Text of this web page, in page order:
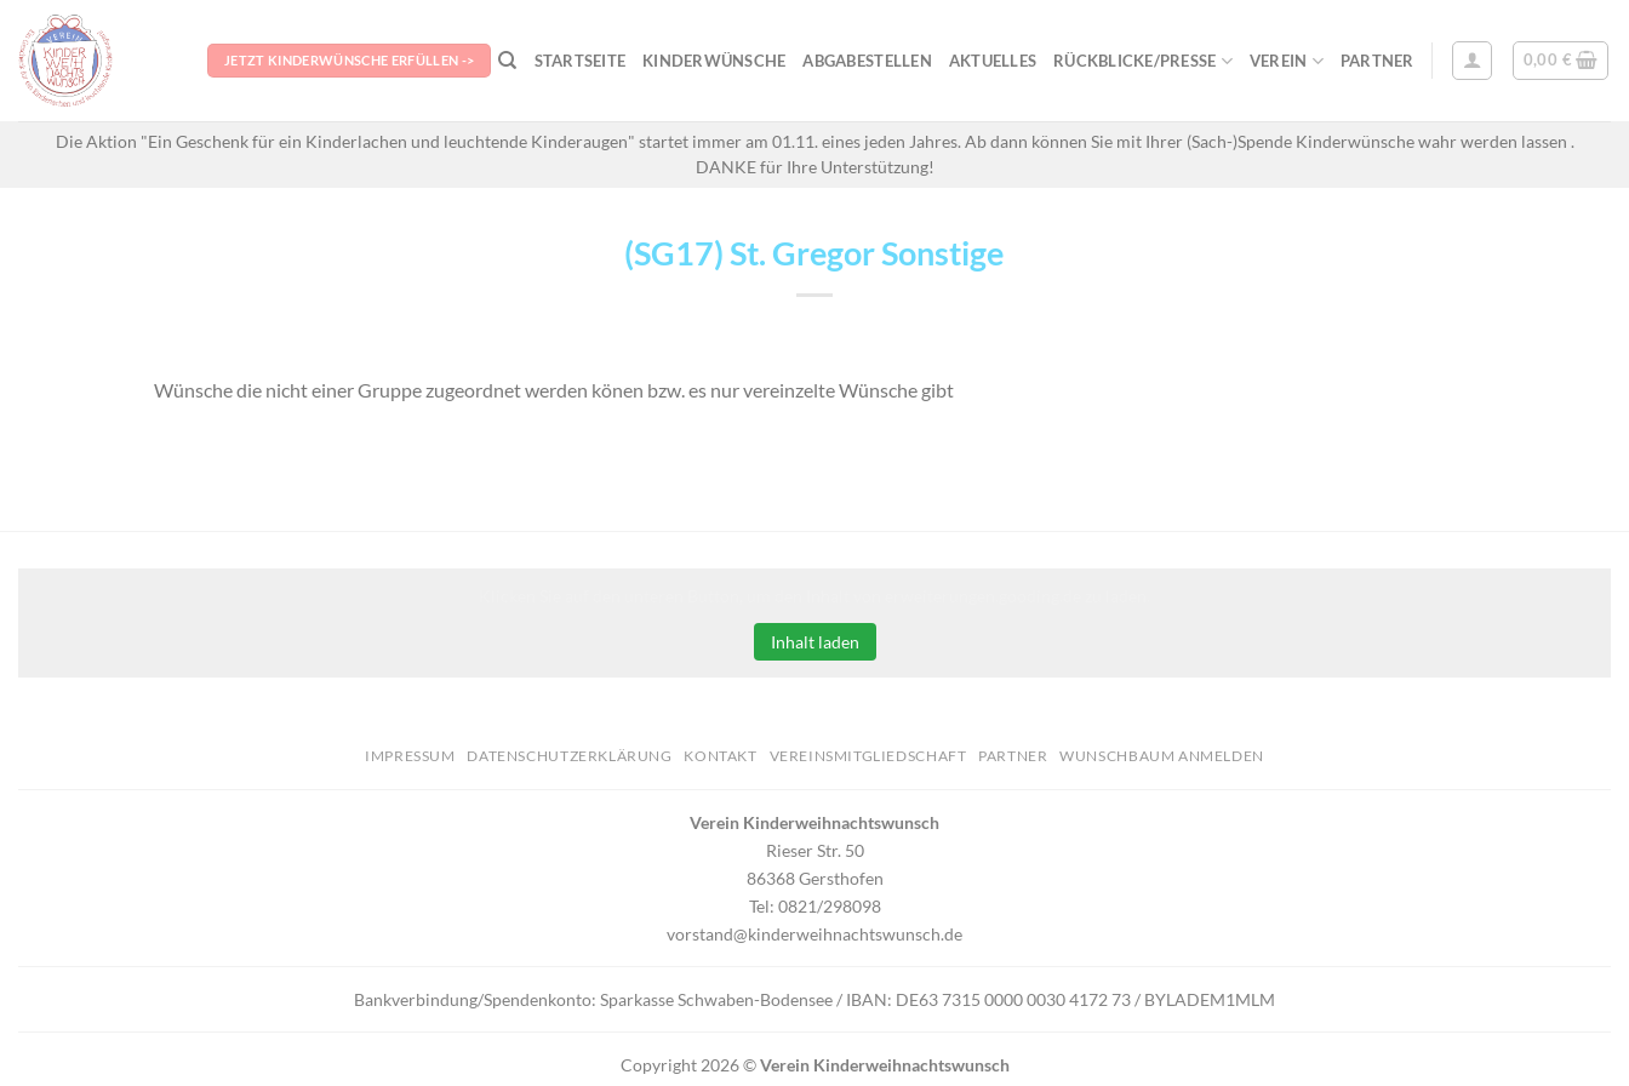
content
JETZT KINDERWÜNSCHE ERFÜLLEN -> STARTSEITE KINDERWÜNSCHE ABGABESTELLEN AKTUELLES RÜCKBLICKE/PRESSE VEREIN PARTNER 0,00 €
Die Aktion "Ein Geschenk für ein Kinderlachen und leuchtende Kinderaugen" startet immer am 01.11. eines jeden Jahres. Ab dann können Sie mit Ihrer (Sach-)Spende Kinderwünsche wahr werden lassen .
DANKE für Ihre Unterstützung!
(SG17) St. Gregor Sonstige
Wünsche die nicht einer Gruppe zugeordnet werden könen bzw. es nur vereinzelte Wünsche gibt
Inhalt laden
IMPRESSUM DATENSCHUTZERKLÄRUNG KONTAKT VEREINSMITGLIEDSCHAFT PARTNER WUNSCHBAUM ANMELDEN
Verein Kinderweihnachtswunsch
Rieser Str. 50
86368 Gersthofen
Tel: 0821/298098
vorstand@kinderweihnachtswunsch.de
Bankverbindung/Spendenkonto: Sparkasse Schwaben-Bodensee / IBAN: DE63 7315 0000 0030 4172 73 / BYLADEM1MLM
Copyright 2026 ©Verein Kinderweihnachtswunsch